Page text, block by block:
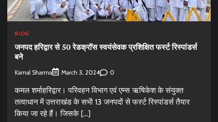
BLOG
जनपद हरिद्वार से 50 रेडक्रॉस स्वयंसेवक प्रशिक्षित फर्स्ट रिस्पांडर्स
बने
Kamal Sharma March 3, 2024 0
कमल शर्माहरिद्वार। परिवहन विभाग एवं एम्स ऋषिकेश के संयुक्त
तत्वाधान में उत्तराखंड के सभी 13 जनपदों से फर्स्ट रिस्पांडर्स तैयार
किया जा रहे हैं। जिसके […]